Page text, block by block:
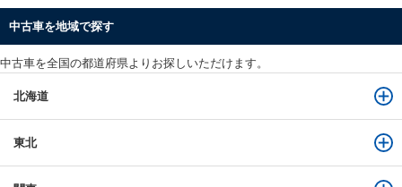
中古車を地域で探す
中古車を全国の都道府県よりお探しいただけます。
北海道
東北